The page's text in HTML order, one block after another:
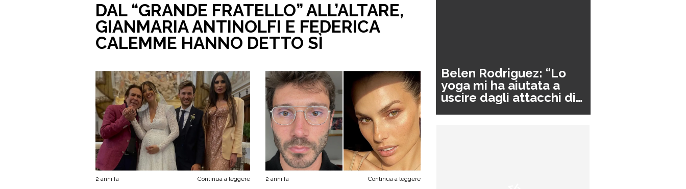
DAL “GRANDE FRATELLO” ALL’ALTARE,
GIANMARIA ANTINOLFI E FEDERICA
CALEMME HANNO DETTO SÌ
2 anni fa Continua a leggere 2 anni fa Continua a leggere
Belen Rodriguez: “Lo
yoga mi ha aiutata a
uscire dagli attacchi di